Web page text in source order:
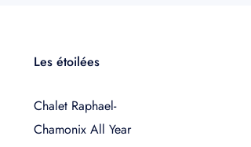
Les étoilées
Chalet Raphael-
Chamonix All Year